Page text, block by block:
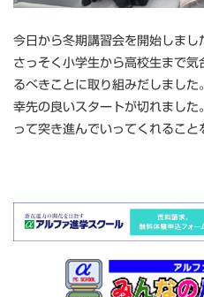
今日から冬期講習会を開始しまし
さっそく小学生から高校生まで
るべきことに取り組みだしました。
幸先の良いスタートが切れまし
って突き進んでいってくれること